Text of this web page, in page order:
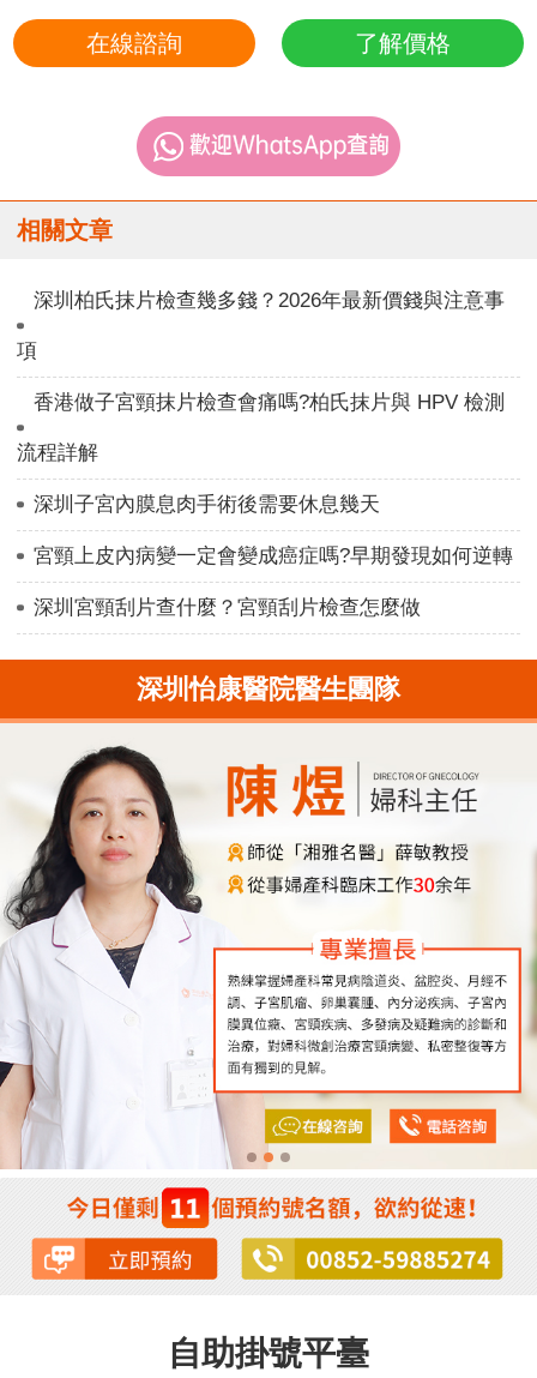
在線諮詢 了解價格
相關文章
深圳柏氏抹片檢查幾多錢？2026年最新價錢與注意事
項
香港做子宮頸抹片檢查會痛嗎?柏氏抹片與 HPV 檢測
流程詳解
深圳子宮內膜息肉手術後需要休息幾天
宮頸上皮內病變一定會變成癌症嗎?早期發現如何逆轉
深圳宮頸刮片查什麼？宮頸刮片檢查怎麼做
深圳怡康醫院醫生團隊
自助掛號平臺